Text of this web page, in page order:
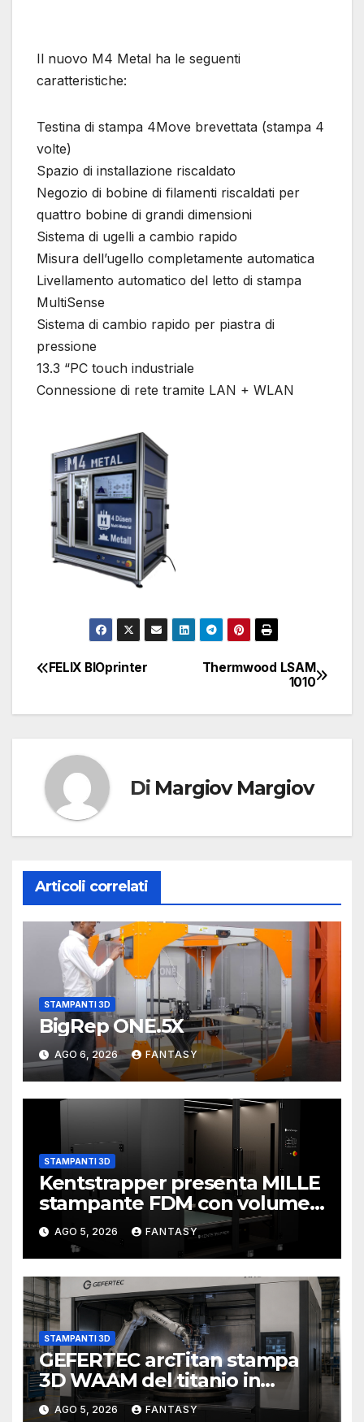
Il nuovo M4 Metal ha le seguenti
caratteristiche:
Testina di stampa 4Move brevettata (stampa 4
volte)
Spazio di installazione riscaldato
Negozio di bobine di filamenti riscaldati per
quattro bobine di grandi dimensioni
Sistema di ugelli a cambio rapido
Misura dell’ugello completamente automatica
Livellamento automatico del letto di stampa
MultiSense
Sistema di cambio rapido per piastra di
pressione
13.3 “PC touch industriale
Connessione di rete tramite LAN + WLAN
Navigazione
articoli
Thermwood LSAM
1010
FELIX BIOprinter
Di Margiov Margiov
Articoli correlati
STAMPANTI 3D
BigRep ONE.5X
AGO 6, 2026 FANTASY
STAMPANTI 3D
Kentstrapper presenta MILLE
stampante FDM con volume
di stampa da un metro cubo
AGO 5, 2026 FANTASY
STAMPANTI 3D
GEFERTEC arcTitan stampa
3D WAAM del titanio in
camera inerte
AGO 5, 2026 FANTASY